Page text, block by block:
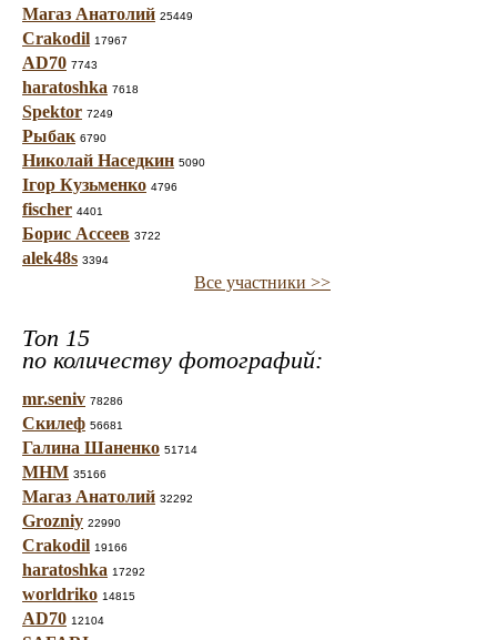
Магаз Анатолий 25449
Crakodil 17967
AD70 7743
haratoshka 7618
Spektor 7249
Рыбак 6790
Николай Наседкин 5090
Ігор Кузьменко 4796
fischer 4401
Борис Ассеев 3722
alek48s 3394
Все участники >>
Топ 15
по количеству фотографий:
mr.seniv 78286
Скилеф 56681
Галина Шаненко 51714
МНМ 35166
Магаз Анатолий 32292
Grozniy 22990
Crakodil 19166
haratoshka 17292
worldriko 14815
AD70 12104